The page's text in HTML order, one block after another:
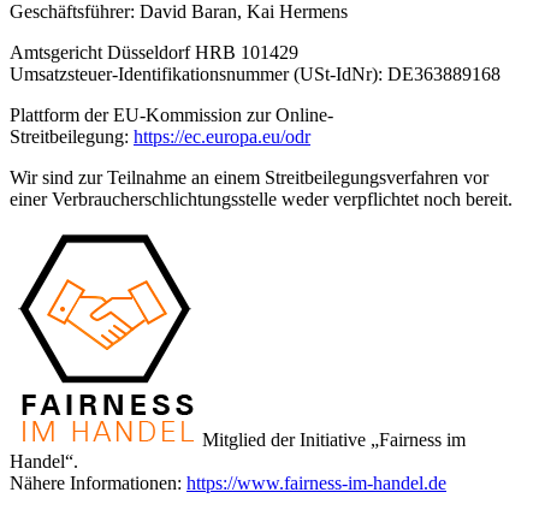
Geschäftsführer: David Baran, Kai Hermens
Amtsgericht Düsseldorf HRB 101429
Umsatzsteuer-Identifikationsnummer (USt-IdNr): DE363889168
Plattform der EU-Kommission zur Online-
Streitbeilegung: https://ec.europa.eu/odr
Wir sind zur Teilnahme an einem Streitbeilegungsverfahren vor
einer Verbraucherschlichtungsstelle weder verpflichtet noch bereit.
Mitglied der Initiative „Fairness im
Handel“.
Nähere Informationen: https://www.fairness-im-handel.de